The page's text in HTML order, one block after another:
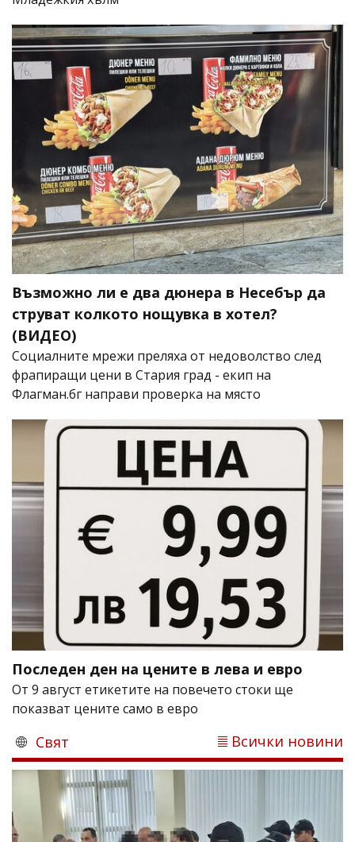
Възможно ли е два дюнера в Несебър да
струват колкото нощувка в хотел?
(ВИДЕО)
Социалните мрежи преляха от недоволство след
фрапиращи цени в Стария град - екип на
Флагман.бг направи проверка на място
Последен ден на цените в лева и евро
От 9 август етикетите на повечето стоки ще
показват цените само в евро
Свят Всички новини